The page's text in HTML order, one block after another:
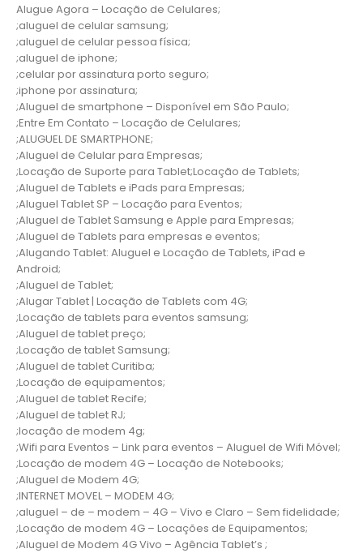
Alugue Agora – Locação de Celulares;
;aluguel de celular samsung;
;aluguel de celular pessoa física;
;aluguel de iphone;
;celular por assinatura porto seguro;
;iphone por assinatura;
;Aluguel de smartphone – Disponível em São Paulo;
;Entre Em Contato – Locação de Celulares;
;ALUGUEL DE SMARTPHONE;
;Aluguel de Celular para Empresas;
;Locação de Suporte para Tablet;Locação de Tablets;
;Aluguel de Tablets e iPads para Empresas;
;Aluguel Tablet SP – Locação para Eventos;
;Aluguel de Tablet Samsung e Apple para Empresas;
;Aluguel de Tablets para empresas e eventos;
;Alugando Tablet: Aluguel e Locação de Tablets, iPad e
Android;
;Aluguel de Tablet;
;Alugar Tablet | Locação de Tablets com 4G;
;Locação de tablets para eventos samsung;
;Aluguel de tablet preço;
;Locação de tablet Samsung;
;Aluguel de tablet Curitiba;
;Locação de equipamentos;
;Aluguel de tablet Recife;
;Aluguel de tablet RJ;
;locação de modem 4g;
;Wifi para Eventos – Link para eventos – Aluguel de Wifi Móvel;
;Locação de modem 4G – Locação de Notebooks;
;Aluguel de Modem 4G;
;INTERNET MOVEL – MODEM 4G;
;aluguel – de – modem – 4G – Vivo e Claro – Sem fidelidade;
;Locação de modem 4G – Locações de Equipamentos;
;Aluguel de Modem 4G Vivo – Agência Tablet’s ;